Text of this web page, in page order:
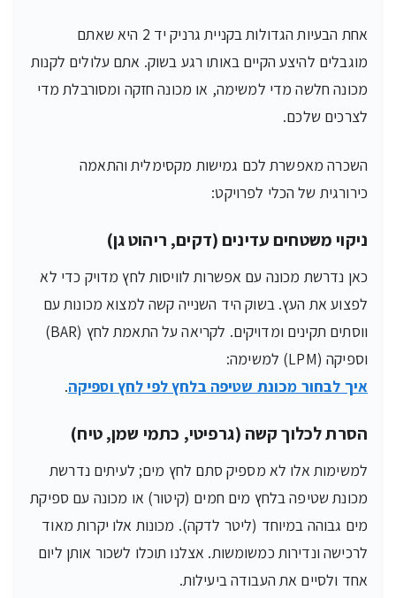
אחת הבעיות הגדולות בקניית גרניק יד 2 היא שאתם
מוגבלים להיצע הקיים באותו רגע בשוק. אתם עלולים לקנות
מכונה חלשה מדי למשימה, או מכונה חזקה ומסורבלת מדי
לצרכים שלכם.
השכרה מאפשרת לכם גמישות מקסימלית והתאמה
כירורגית של הכלי לפרויקט:
ניקוי משטחים עדינים (דקים, ריהוט גן)
כאן נדרשת מכונה עם אפשרות לוויסות לחץ מדויק כדי לא
לפצוע את העץ. בשוק היד השנייה קשה למצוא מכונות עם
ווסתים תקינים ומדויקים. לקריאה על התאמת לחץ (BAR)
וספיקה (LPM) למשימה:
איך לבחור מכונת שטיפה בלחץ לפי לחץ וספיקה.
הסרת לכלוך קשה (גרפיטי, כתמי שמן, טיח)
למשימות אלו לא מספיק סתם לחץ מים; לעיתים נדרשת
מכונת שטיפה בלחץ מים חמים (קיטור) או מכונה עם ספיקת
מים גבוהה במיוחד (ליטר לדקה). מכונות אלו יקרות מאוד
לרכישה ונדירות כמשומשות. אצלנו תוכלו לשכור אותן ליום
אחד ולסיים את העבודה ביעילות.